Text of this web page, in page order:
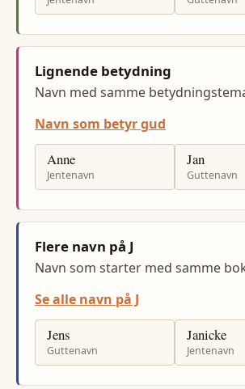
Lignende betydning
Navn med samme
Navn som betyr gud
Anne
Jentenavn
Jan
Guttenavn
Flere navn på J
Navn som starter med samme
Se alle navn på J
Jens
Guttenavn
Janicke
Jentenavn